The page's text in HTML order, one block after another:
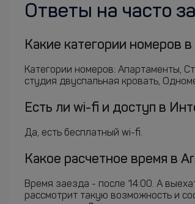
Ответы на часто
Какие категории номеров
Категории номеров: Апартаменты,
студия двуспальная кровать,
Есть ли wi-fi и доступ в
Да, есть бесплатный wi-fi.
Какое расчетное время в
Время заезда - после 14:00. А
рассмотрит такую возможность и